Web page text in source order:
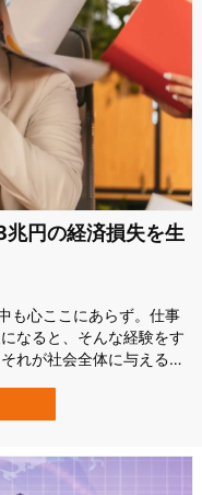
円の経済損失を生
も心ここにあらず。仕事
なると、そんな経験をす
れが社会全体に与える影
約4.8兆円もの経済的損失
産（GDP）の約1.1％に相